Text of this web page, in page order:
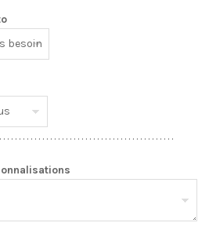
. . . . . . . . . . . . . . . . . . . . . . . . . . . . . . . . . . . . . . . . . . .